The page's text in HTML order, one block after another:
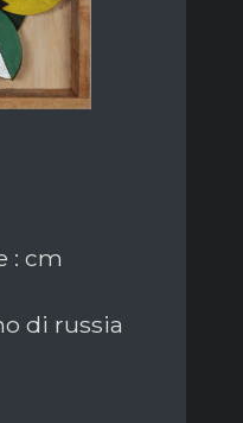
: cm
di russia